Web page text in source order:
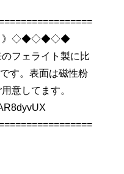
》◇◆◇◆◇◆
フェライト製に比
す。表面は磁性粉
意してます。